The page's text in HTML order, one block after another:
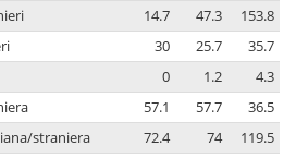
14.7 47.3
153.8
30 25.7
35.7
0 1.2
4.3
57.1 57.7
36.5
straniera
72.4 74
119.5